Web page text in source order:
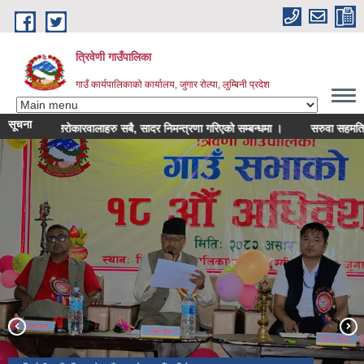
Skip to main content
त्रिवेणी गाउँपालिका
गाउँ कार्यपालिकाको कार्यालय, जुगार रोल्पा, लुम्बिनी प्रदेश
सूचना
श्री सरोकारवालाहरु सबै, सादर निमन्त्रणा गरिएको सम्बन्धमा । सरुवा सहमति
त्रिवेणी गाउँपालिका स्तरीय अन्तर माध्यमिक विद्यालय सातौं राष्ट्रपति रनिङ शिल्ड
गाउँपालिकाका केही फोटोहरु